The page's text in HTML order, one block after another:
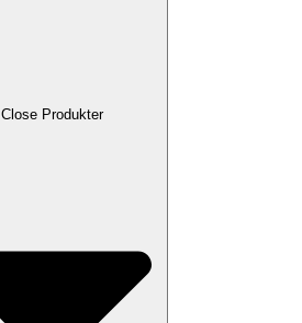
Close Produkter